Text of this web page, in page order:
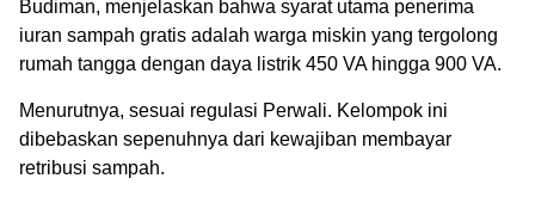
Budiman, menjelaskan bahwa syarat utama penerima
iuran sampah gratis adalah warga miskin yang tergolong
rumah tangga dengan daya listrik 450 VA hingga 900 VA.
Menurutnya, sesuai regulasi Perwali. Kelompok ini
dibebaskan sepenuhnya dari kewajiban membayar
retribusi sampah.